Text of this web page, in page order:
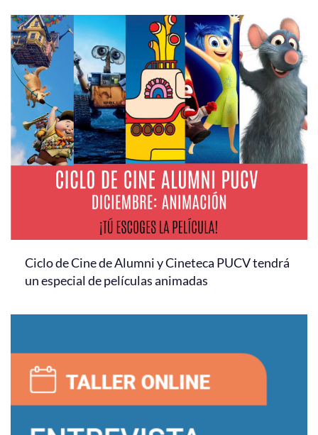
Ciclo de Cine de Alumni y Cineteca PUCV tendrá
un especial de películas animadas